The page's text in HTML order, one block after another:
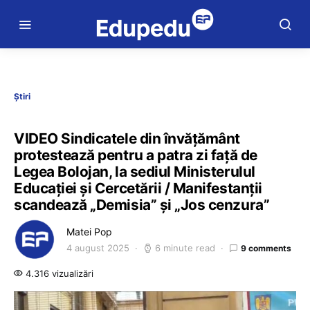
Știri
VIDEO Sindicatele din învățământ
protestează pentru a patra zi față de
Legea Bolojan, la sediul MinisteruluI
Educației și Cercetării / Manifestanții
scandează „Demisia” și „Jos cenzura”
Matei Pop
4 august 2025 6 minute read 9 comments
4.316 vizualizări